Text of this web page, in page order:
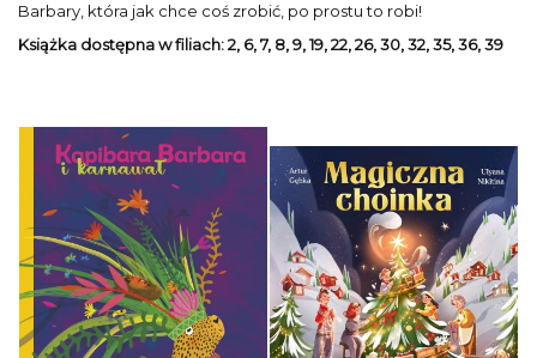
Barbary, która jak chce coś zrobić, po prostu to robi!
Książka dostępna w filiach: 2, 6, 7, 8, 9, 19, 22, 26, 30, 32, 35, 36, 39